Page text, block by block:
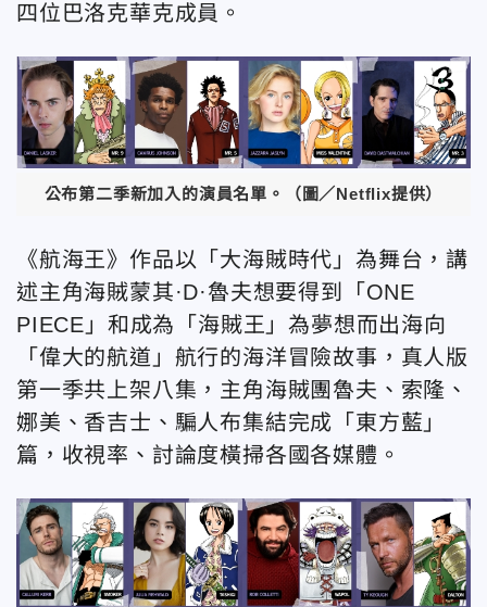
四位巴洛克華克成員。
公布第二季新加入的演員名單。（圖／Netflix提供）
《航海王》作品以「大海賊時代」為舞台，講
述主角海賊蒙其·D·魯夫想要得到「ONE
PIECE」和成為「海賊王」為夢想而出海向
「偉大的航道」航行的海洋冒險故事，真人版
第一季共上架八集，主角海賊團魯夫、索隆、
娜美、香吉士、騙人布集結完成「東方藍」
篇，收視率、討論度橫掃各國各媒體。